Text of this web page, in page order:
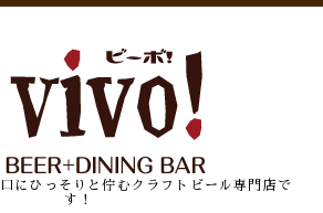
にひっそりと佇むクラフトビール専門店で
す！